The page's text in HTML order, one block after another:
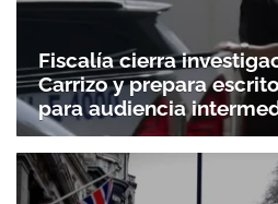
Fiscalía cierra
Carrizo y prepara
para audiencia